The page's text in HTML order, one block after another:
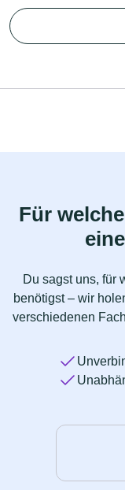
Für
Du sagst uns, für
benötigst – wir
verschiedenen